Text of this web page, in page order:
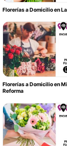
Florerías a Domicilio en
Florerías a Domicilio en
Reforma